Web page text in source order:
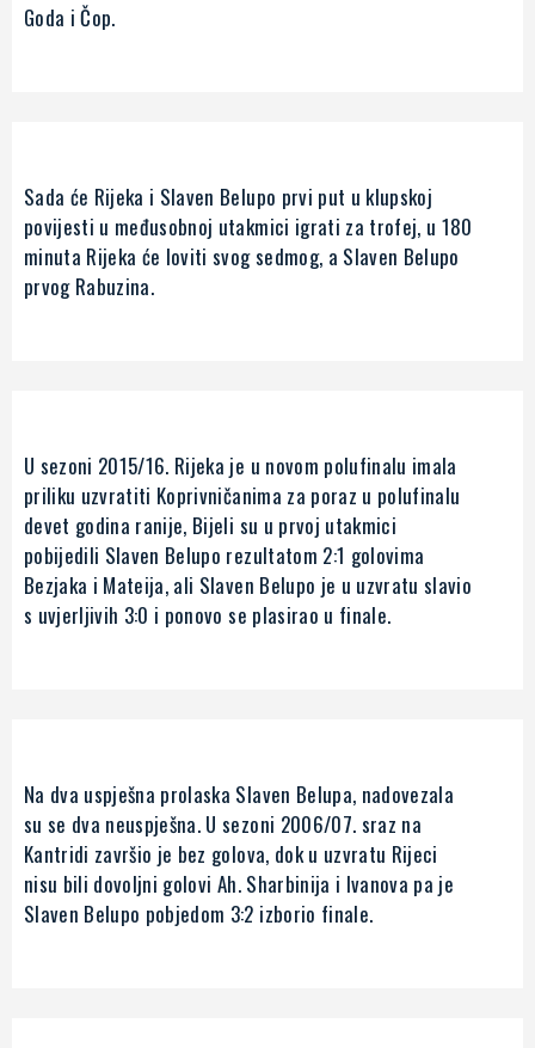
Goda i Čop.
Sada će Rijeka i Slaven Belupo prvi put u klupskoj
povijesti u međusobnoj utakmici igrati za trofej, u 180
minuta Rijeka će loviti svog sedmog, a Slaven Belupo
prvog Rabuzina.
U sezoni 2015/16. Rijeka je u novom polufinalu imala
priliku uzvratiti Koprivničanima za poraz u polufinalu
devet godina ranije, Bijeli su u prvoj utakmici
pobijedili Slaven Belupo rezultatom 2:1 golovima
Bezjaka i Mateija, ali Slaven Belupo je u uzvratu slavio
s uvjerljivih 3:0 i ponovo se plasirao u finale.
Na dva uspješna prolaska Slaven Belupa, nadovezala
su se dva neuspješna. U sezoni 2006/07. sraz na
Kantridi završio je bez golova, dok u uzvratu Rijeci
nisu bili dovoljni golovi Ah. Sharbinija i Ivanova pa je
Slaven Belupo pobjedom 3:2 izborio finale.